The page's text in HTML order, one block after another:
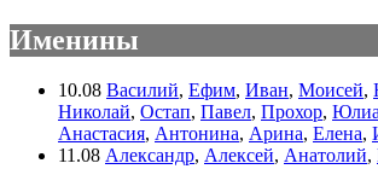
Именины
10.08 Василий, Ефим, Иван, Моисей,
Николай, Остап, Павел, Прохор,
Анастасия, Антонина, Арина, Елена,
11.08 Александр, Алексей, Анатолий,